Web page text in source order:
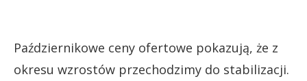
Październikowe ceny ofertowe pokazują, że z
okresu wzrostów przechodzimy do stabilizacji.